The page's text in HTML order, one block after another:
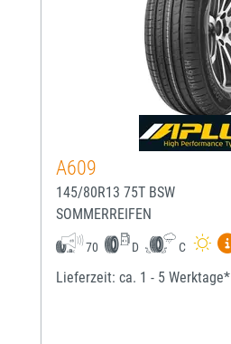
A609
145/80R13 75T BSW
SOMMERREIFEN
70 D C
Lieferzeit: ca. 1 - 5 Werktage*